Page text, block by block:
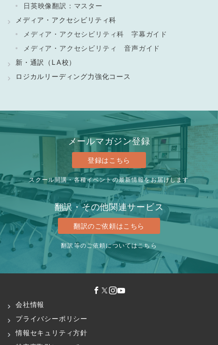
日英映像翻訳：マスター
メディア・アクセシビリティ科
メディア・アクセシビリティ科 字幕ガイド
メディア・アクセシビリティ 音声ガイド
新・通訳（LA校）
ロジカルリーディング力強化コース
メールマガジン登録
登録はこちら
スクール開講・各種イベントの最新情報をお届けします
翻訳・その他関連サービス
翻訳のご依頼はこちら
翻訳等のご依頼についてはこちら
会社情報
プライバシーポリシー
情報セキュリティ方針